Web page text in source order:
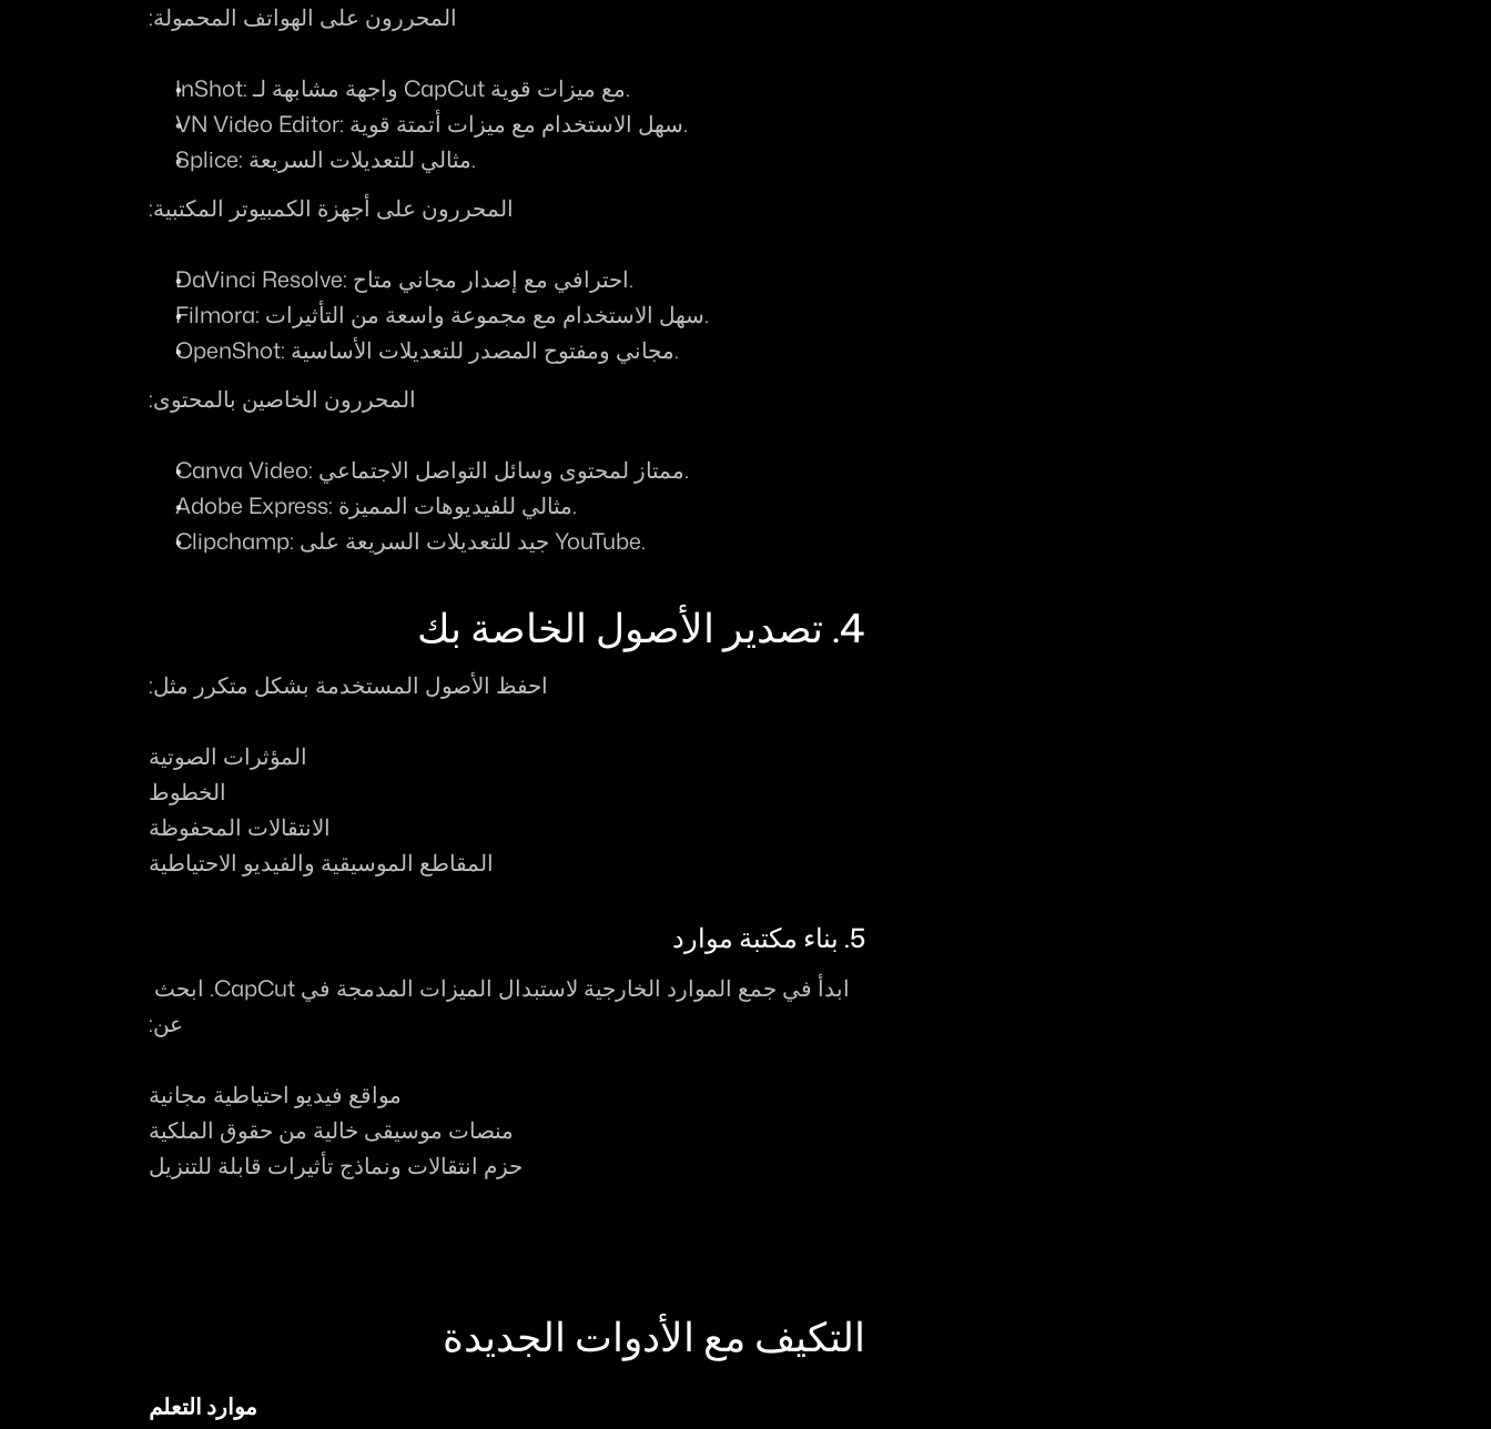
المحررون على الهواتف المحمولة:
InShot
: واجهة مشابهة لـ CapCut مع ميزات قوية.
VN Video Editor
: سهل الاستخدام مع ميزات أتمتة قوية.
Splice
: مثالي للتعديلات السريعة.
المحررون على أجهزة الكمبيوتر المكتبية:
DaVinci Resolve
: احترافي مع إصدار مجاني متاح.
Filmora
: سهل الاستخدام مع مجموعة واسعة من التأثيرات.
OpenShot
: مجاني ومفتوح المصدر للتعديلات الأساسية.
المحررون الخاصين بالمحتوى:
Canva Video
: ممتاز لمحتوى وسائل التواصل الاجتماعي.
Adobe Express
: مثالي للفيديوهات المميزة.
Clipchamp
: جيد للتعديلات السريعة على YouTube.
4. تصدير الأصول الخاصة بك
احفظ الأصول المستخدمة بشكل متكرر مثل:
المؤثرات الصوتية
الخطوط
الانتقالات المحفوظة
المقاطع الموسيقية والفيديو الاحتياطية
5. بناء مكتبة موارد
عن:
مواقع فيديو احتياطية مجانية
منصات موسيقى خالية من حقوق الملكية
حزم انتقالات ونماذج تأثيرات قابلة للتنزيل
التكيف مع الأدوات الجديدة
موارد التعلم